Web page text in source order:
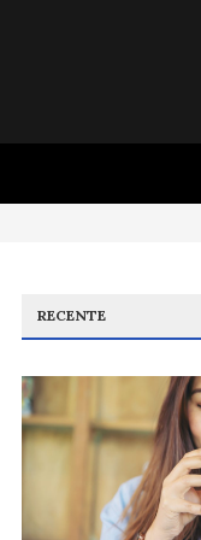
RECENTE